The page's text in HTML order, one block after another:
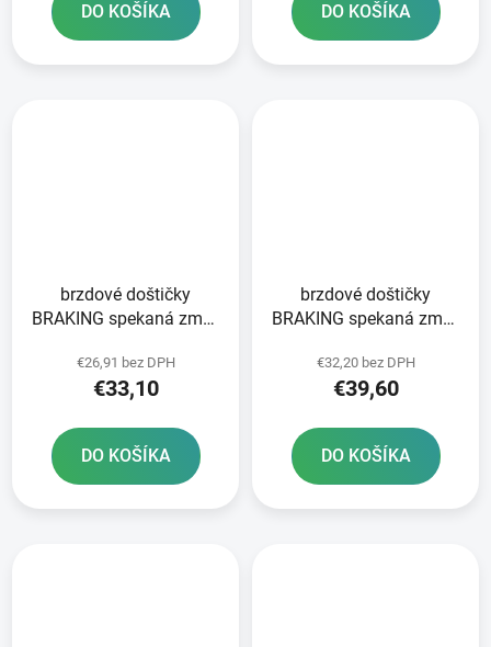
DO KOŠÍKA DO KOŠÍKA
brzdové doštičky
BRAKING spekaná zmes
€26,91 bez DPH
€33,10
DO KOŠÍKA
brzdové doštičky
BRAKING spekaná zmes
€32,20 bez DPH
€39,60
DO KOŠÍKA